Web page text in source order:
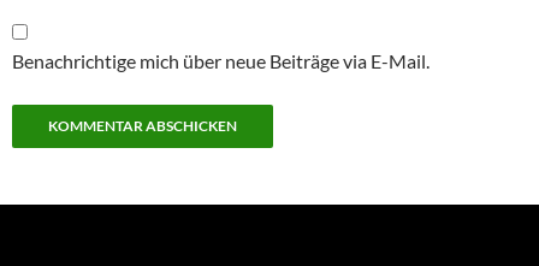
Benachrichtige mich über neue Beiträge via E-Mail.